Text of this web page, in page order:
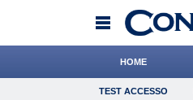
HOME
TEST ACCESSO
TEST ACCESSO